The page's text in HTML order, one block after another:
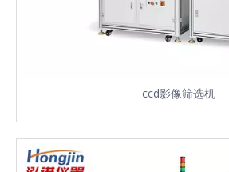
ccd影像筛选机